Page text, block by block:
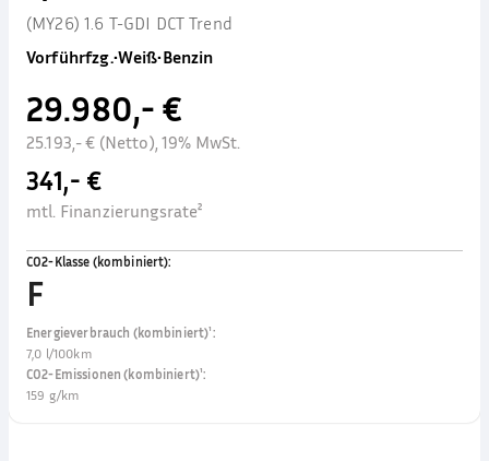
(MY26) 1.6 T-GDI DCT Trend
Vorführfzg.•Weiß•Benzin
29.980,- €
25.193,- € (Netto), 19% MwSt.
341,- €
mtl. Finanzierungsrate²
CO2-Klasse (kombiniert):
F
Energieverbrauch (kombiniert)¹:
7,0 l/100km
CO2-Emissionen (kombiniert)¹:
159 g/km